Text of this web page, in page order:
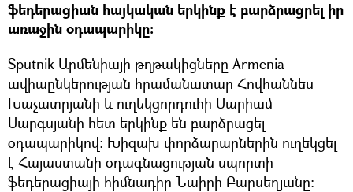
ֆեդերացիան հայկական երկինք է բարձրացրել իր
առաջին օդապարիկը։
Sputnik Արմենիայի թղթակիցները Armenia
ավիաընկերության հրամանատար Հովհաննես
Խաչատրյանի և ուղեկցորդուհի Մարիամ
Սարգսյանի հետ երկինք են բարձրացել
օդապարիկով։ Խիզախ փորձարարներին ուղեկցել
է Հայաստանի օդագնացության սպորտի
ֆեդերացիայի հիմնադիր Նաիրի Բարսեղյանը։